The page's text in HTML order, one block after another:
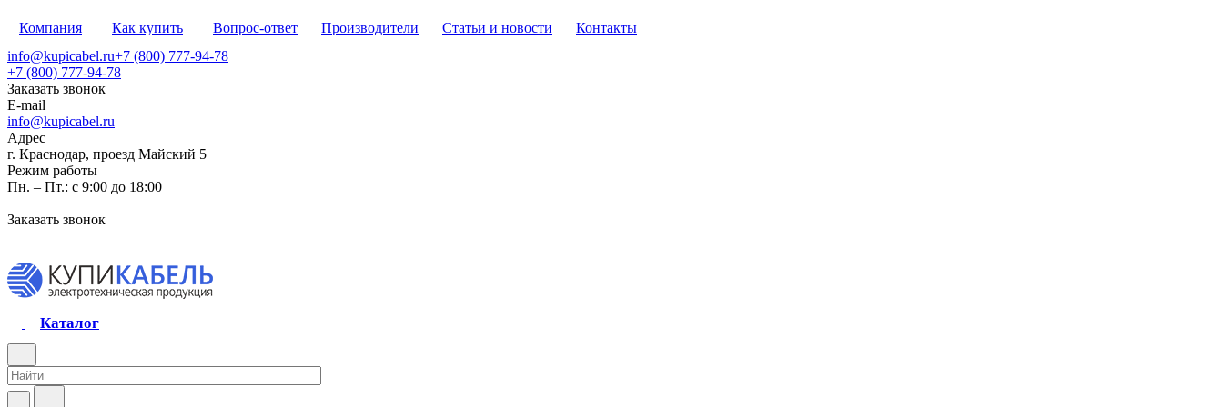
Компания Как купить Вопрос-ответ Производители Статьи и новости
Контакты
info@kupicabel.ru+7 (800) 777-94-78
+7 (800) 777-94-78
Заказать звонок
E-mail
info@kupicabel.ru
Адрес
г. Краснодар, проезд Майский 5
Режим работы
Пн. – Пт.: с 9:00 до 18:00
Заказать звонок
Каталог